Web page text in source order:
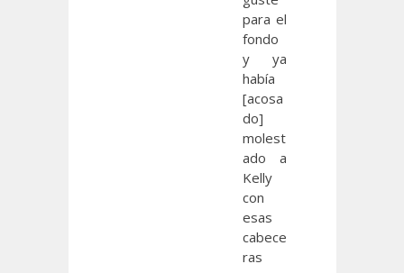
para el
fondo
y ya
había
[acosa
do]
molest
ado a
Kelly
con
esas
cabece
ras